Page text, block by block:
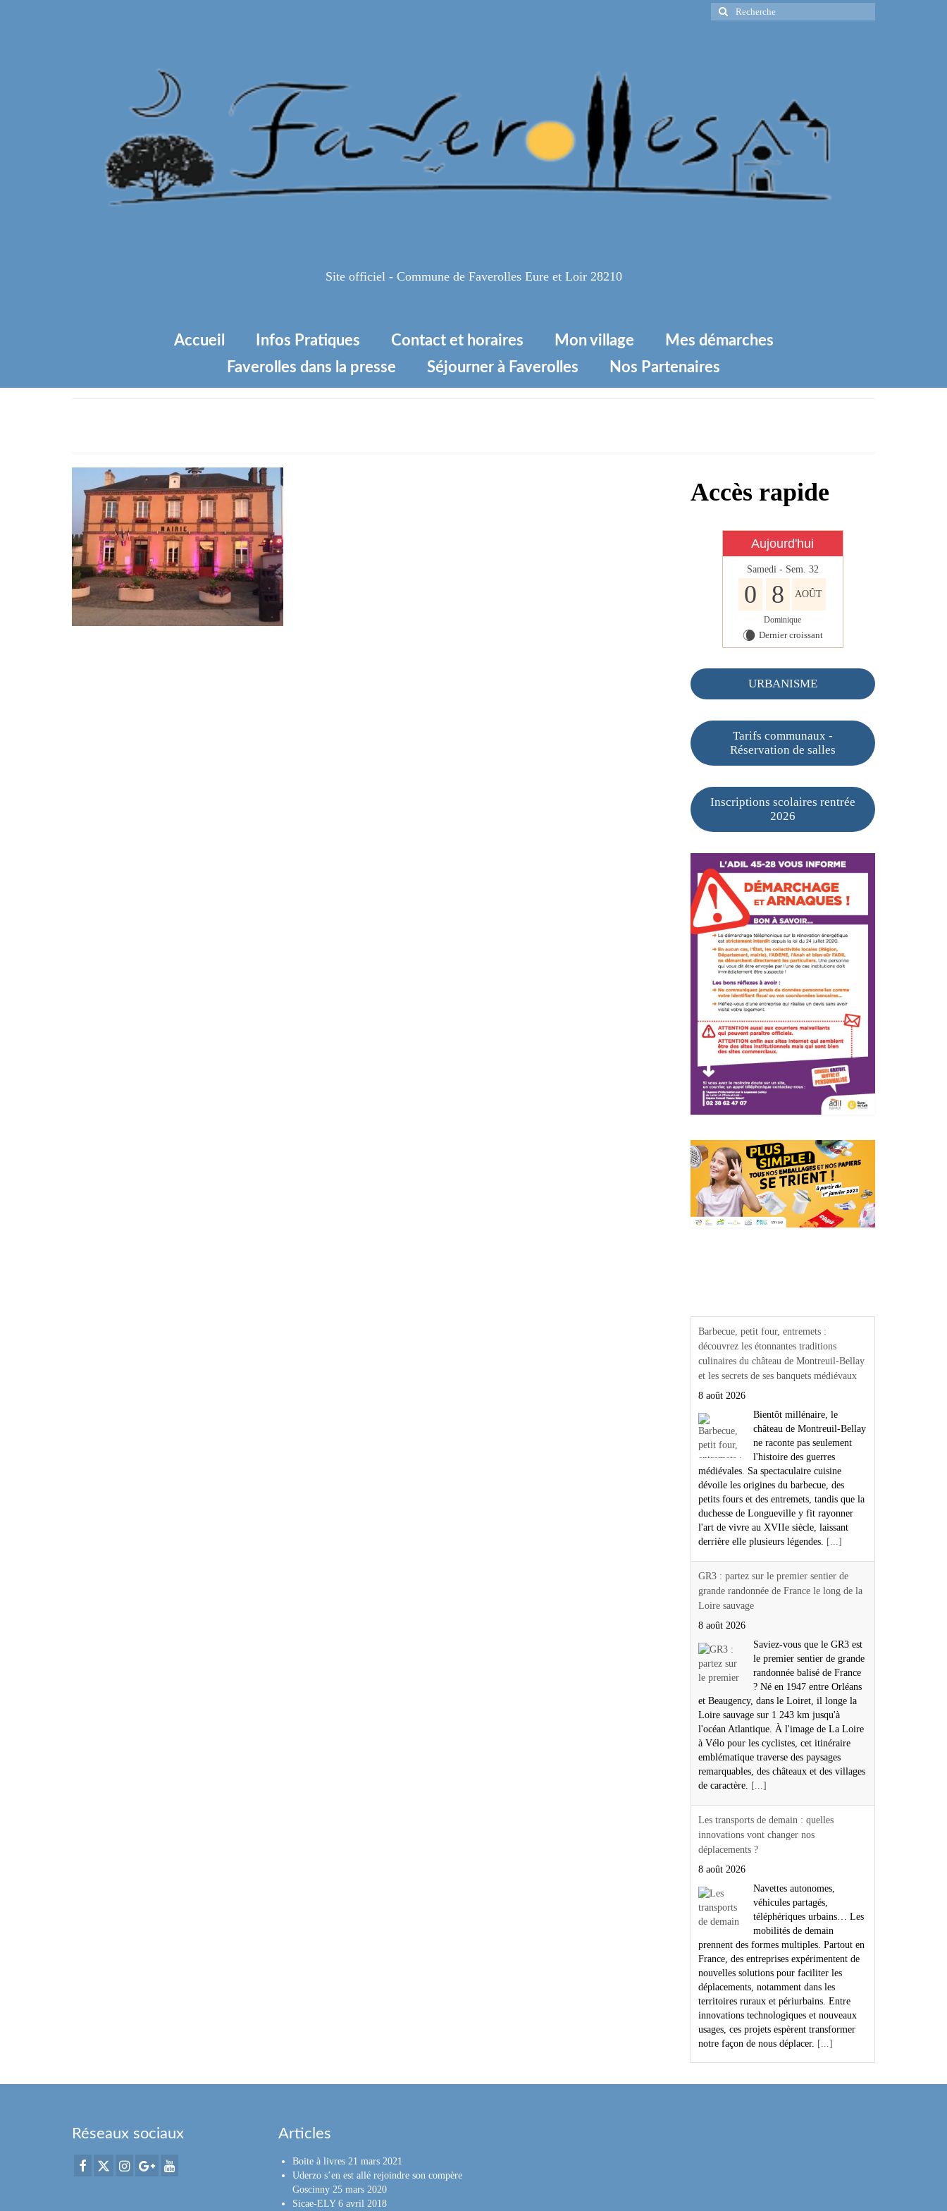
Rechercher
:
Site officiel - Commune de Faverolles Eure et Loir 28210
Accueil Infos Pratiques Contact et horaires Mon village
Mes démarches
Faverolles dans la presse
Séjourner à Faverolles Nos Partenaires
Accès rapide
Aujourd'hui
Samedi - Sem. 32
0 8 AOÛT
Dominique
W Dernier croissant
URBANISME
Tarifs communaux -
Réservation de salles
Inscriptions scolaires rentrée
2026
Barbecue, petit four, entremets :
découvrez les étonnantes traditions
culinaires du château de Montreuil-Bellay
et les secrets de ses banquets médiévaux
8 août 2026
Bientôt millénaire, le
château de Montreuil-Bellay
ne raconte pas seulement
l'histoire des guerres
médiévales. Sa spectaculaire cuisine
dévoile les origines du barbecue, des
petits fours et des entremets, tandis que la
duchesse de Longueville y fit rayonner
l'art de vivre au XVIIe siècle, laissant
derrière elle plusieurs légendes.
[...]
GR3 : partez sur le premier sentier de
grande randonnée de France le long de la
Loire sauvage
8 août 2026
Saviez-vous que le GR3 est
le premier sentier de grande
randonnée balisé de France
? Né en 1947 entre Orléans
et Beaugency, dans le Loiret, il longe la
Loire sauvage sur 1 243 km jusqu'à
l'océan Atlantique. À l'image de La Loire
à Vélo pour les cyclistes, cet itinéraire
emblématique traverse des paysages
remarquables, des châteaux et des villages
de caractère.
[...]
Les transports de demain : quelles
innovations vont changer nos
déplacements ?
8 août 2026
Navettes autonomes,
véhicules partagés,
téléphériques urbains… Les
mobilités de demain
prennent des formes multiples. Partout en
France, des entreprises expérimentent de
nouvelles solutions pour faciliter les
déplacements, notamment dans les
territoires ruraux et périurbains. Entre
innovations technologiques et nouveaux
usages, ces projets espèrent transformer
notre façon de nous déplacer. [...]
Réseaux sociaux Articles
Boite à livres 21 mars 2021
Uderzo s’en est allé rejoindre son compère
Goscinny 25 mars 2020
Sicae-ELY 6 avril 2018